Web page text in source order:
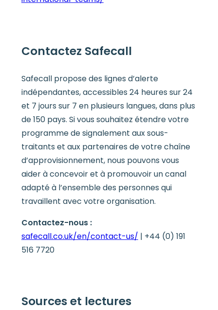
Contactez Safecall
Safecall propose des lignes d’alerte
indépendantes, accessibles 24 heures sur 24
et 7 jours sur 7 en plusieurs langues, dans plus
de 150 pays. Si vous souhaitez étendre votre
programme de signalement aux sous-
traitants et aux partenaires de votre chaîne
d’approvisionnement, nous pouvons vous
aider à concevoir et à promouvoir un canal
adapté à l’ensemble des personnes qui
travaillent avec votre organisation.
Contactez-nous :
safecall.co.uk/en/contact-us/ | +44 (0) 191
516 7720
Sources et lectures